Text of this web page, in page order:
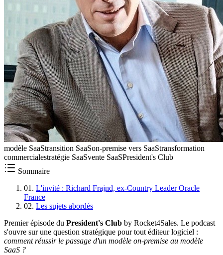
modèle SaaStransition SaaSon-premise vers SaaStransformation
commercialestratégie SaaSvente SaaSPresident's Club
Sommaire
01. L'invité : Richard Frajnd, ex-Country Leader Oracle
France
02. Les sujets abordés
Premier épisode du President's Club by Rocket4Sales. Le podcast
s'ouvre sur une question stratégique pour tout éditeur logiciel :
comment réussir le passage d'un modèle on-premise au modèle
SaaS ?